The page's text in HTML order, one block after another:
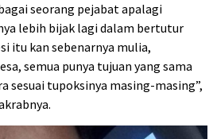
seorang pejabat apalagi
lebih bijak lagi dalam bertutur
itu kan sebenarnya mulia,
semua punya tujuan yang sama
sesuai tupoksinya masing-masing”,